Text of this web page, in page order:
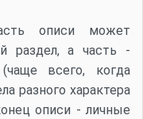
описи может
раздел, а часть -
всего, когда
разного характера
описи - личные